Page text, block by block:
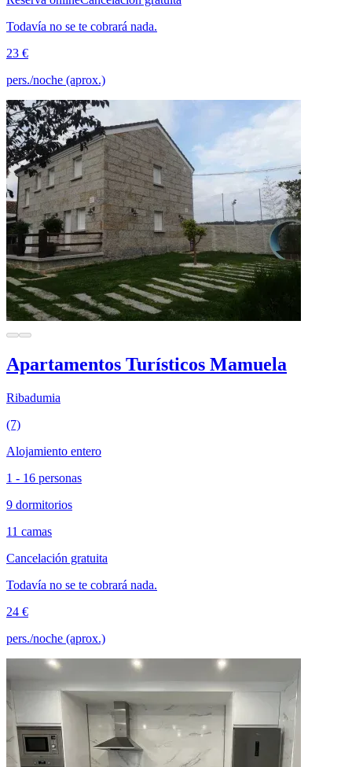
Todavía no se te cobrará nada.
23 €
pers./noche (aprox.)
Apartamentos Turísticos Mamuela
Ribadumia
(7)
Alojamiento entero
1 - 16 personas
9 dormitorios
11 camas
Cancelación gratuita
Todavía no se te cobrará nada.
24 €
pers./noche (aprox.)